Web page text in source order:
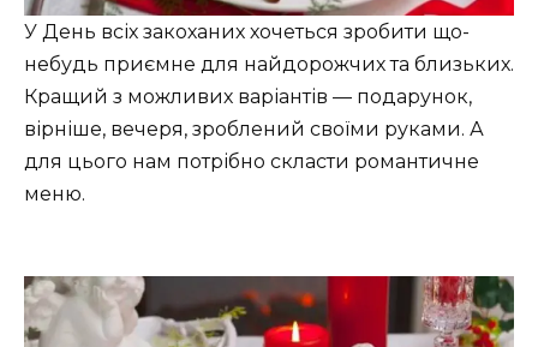
У День всіх закоханих хочеться зробити що-
небудь приємне для найдорожчих та близьких.
Кращий з можливих варіантів — подарунок,
вірніше, вечеря, зроблений своїми руками. А
для цього нам потрібно скласти романтичне
меню.